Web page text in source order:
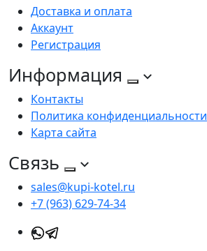
Доставка и оплата
Аккаунт
Регистрация
Информация
Контакты
Политика конфиденциальности
Карта сайта
Связь
sales@kupi-kotel.ru
+7 (963) 629-74-34